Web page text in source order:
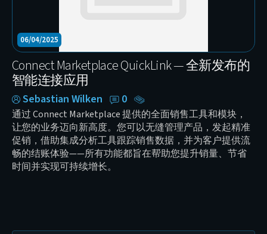
06/04/2025
Connect Marketplace QuickLink — 全新发布的
智能连接应用
Sebastian Wilken 0
通过 Connect Marketplace 提供的全面销售工具和模块，
让您的业务迈向新高度。您可以无缝管理产品，发起精准
促销，借助集成分析工具跟踪销售数据，并为客户提供流
畅的结账体验——所有功能都旨在帮助您提升销量、节省
时间并实现可持续增长。